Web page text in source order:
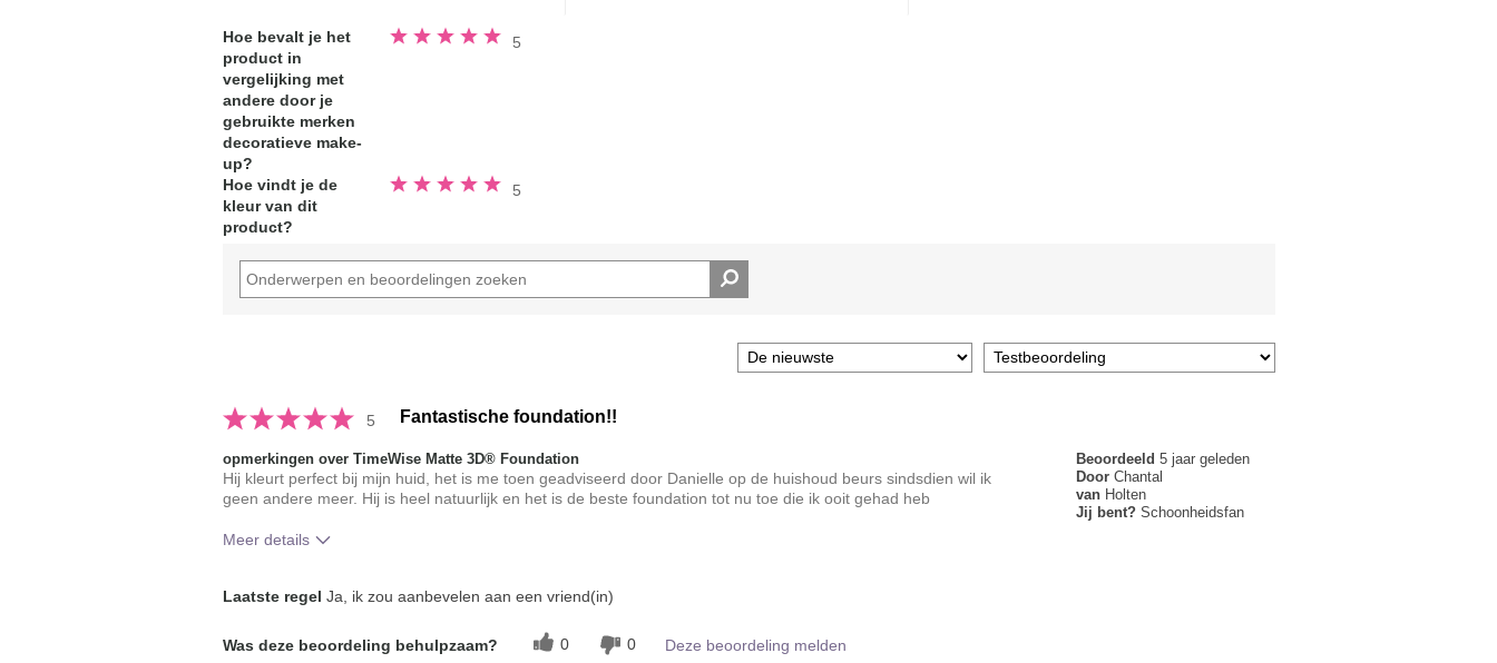
Hoe bevalt je het
product in
vergelijking met
andere door je
gebruikte merken
decoratieve make-
up?
5
Beoordeeld
5.0
Hoe vindt je de
kleur van dit
product?
5
Beoordeeld
5.0
5 Fantastische foundation!!
Beoordeeld5 jaar geleden
Door Chantal
van Holten
Jij bent?Schoonheidsfan
opmerkingen over TimeWise Matte 3D® Foundation
Hij kleurt perfect bij mijn huid, het is me toen geadviseerd door Danielle op de huishoud beurs sindsdien wil ik
geen andere meer. Hij is heel natuurlijk en het is de beste foundation tot nu toe die ik ooit gehad heb
Meer details
Hoe bevalt je het product in vergelijking met andere door
je gebruikte merken decoratieve make-up?
Laatste regel Ja, ik zou aanbevelen aan een vriend(in)
Was deze beoordeling behulpzaam? 0 0 Deze beoordeling melden